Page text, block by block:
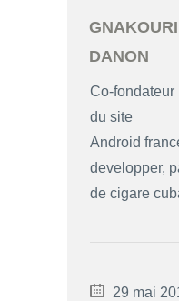
GNAKOURI
DANON
Co-fondateur
du site
Android
developper,
de cigare
29 mai